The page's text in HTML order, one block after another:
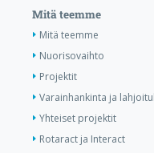
Mitä teemme
Mitä teemme
Nuorisovaihto
Projektit
Varainhankinta ja
Yhteiset projektit
Rotaract ja Interact